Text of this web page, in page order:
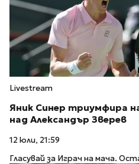
Livestream
Яник Синер триумфира
над Александър Зверев
12 юли, 21:59
Гласувай за Играч на мача.